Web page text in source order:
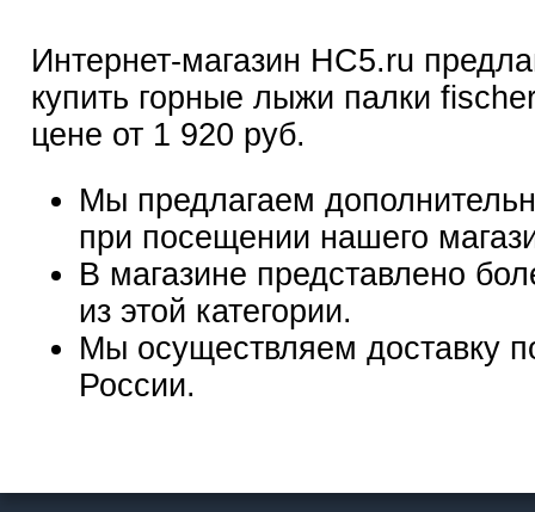
Интернет-магазин HC5.ru
купить горные лыжи палки
цене от 1 920 руб.
Мы предлагаем
при посещении нашего
В магазине представлено
из этой категории.
Мы осуществляем доставку
России.